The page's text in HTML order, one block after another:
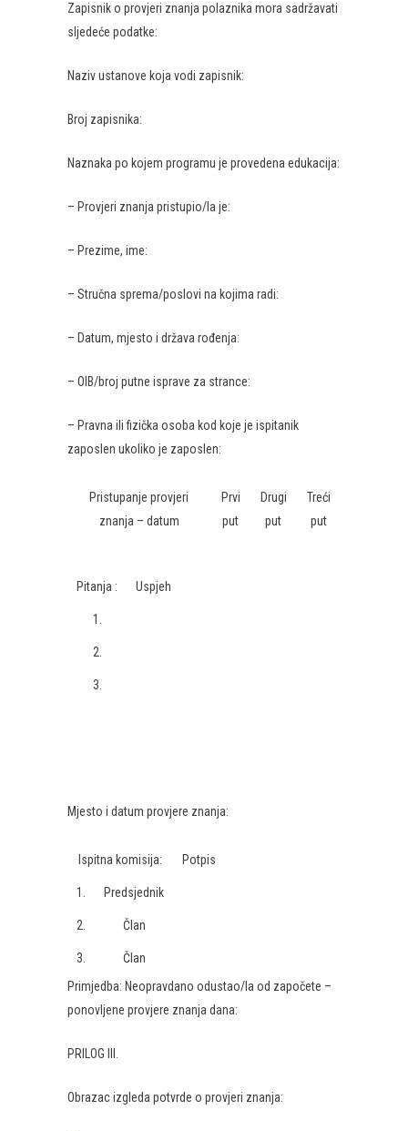
Zapisnik o provjeri znanja polaznika mora sadržavati
sljedeće podatke:
Naziv ustanove koja vodi zapisnik:
Broj zapisnika:
Naznaka po kojem programu je provedena edukacija:
– Provjeri znanja pristupio/la je:
– Prezime, ime:
– Stručna sprema/poslovi na kojima radi:
– Datum, mjesto i država rođenja:
– OIB/broj putne isprave za strance:
– Pravna ili fizička osoba kod koje je ispitanik
zaposlen ukoliko je zaposlen:
Pristupanje provjeri
znanja – datum
Prvi
put
Drugi
put
Treći
put
Pitanja : Uspjeh
1.
2.
3.
Mjesto i datum provjere znanja:
Ispitna komisija: Potpis
1. Predsjednik
2. Član
3.
Član
Primjedba: Neopravdano odustao/la od započete –
ponovljene provjere znanja dana:
PRILOG III.
Obrazac izgleda potvrde o provjeri znanja: